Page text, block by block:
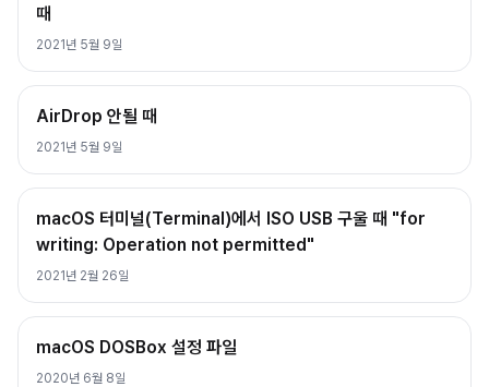
때
2021년 5월 9일
AirDrop 안될 때
2021년 5월 9일
macOS 터미널(Terminal)에서 ISO USB 구울 때 "for
writing: Operation not permitted"
2021년 2월 26일
macOS DOSBox 설정 파일
2020년 6월 8일